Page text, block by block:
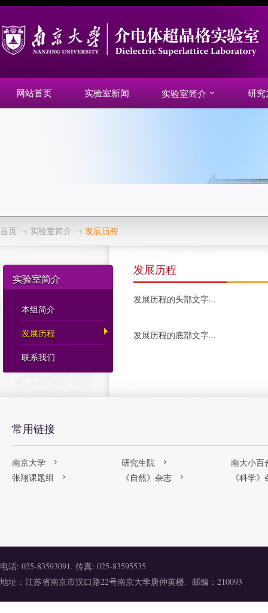
网站首页 实验室新闻 实验室简介 研究
首页 → 实验室简介 → 发展历程
实验室简介
本组简介
发展历程
联系我们
发展历程
发展历程的头部文字...
发展历程的底部文字...
常用链接
南京大学 研究生院
南大小百
张翔课题组
《自然》杂志 《科学
电话: 025-83593091. 传真: 025-83595535
地址：江苏省南京市汉口路22号南京大学唐仲英楼. 邮编：210093